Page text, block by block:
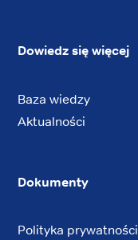
Dowiedz się więcej
Baza wiedzy
Aktualności
Dokumenty
Polityka prywatności